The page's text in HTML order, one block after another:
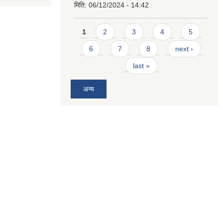
मिति: 06/12/2024 - 14:42
Pages
1 2 3 4 5
6 7 8 next ›
last »
अन्य